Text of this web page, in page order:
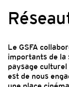
Le GSFA
importants de la
paysage
est de nous